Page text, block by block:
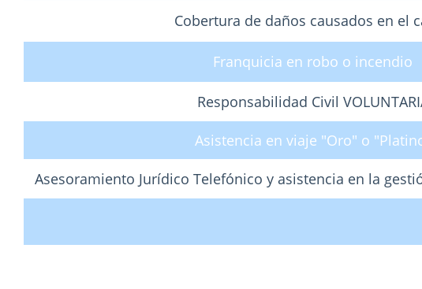
Cobertura de daños causados en el
Franquicia en robo o incendio
Responsabilidad Civil
Asistencia en viaje "Oro" o
Asesoramiento Jurídico Telefónico y asistencia en la